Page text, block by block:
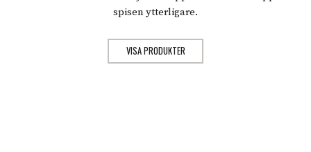
spisen ytterligare.
VISA PRODUKTER